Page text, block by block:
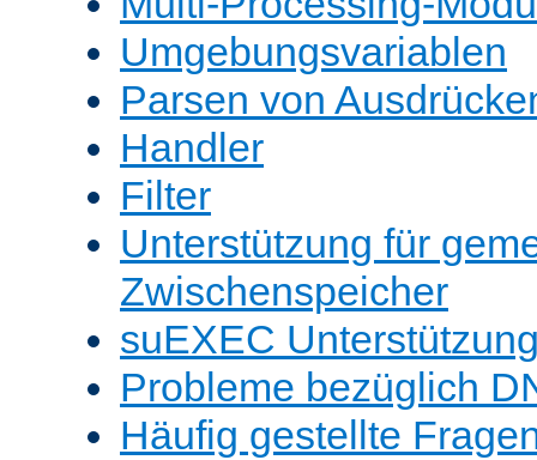
Umgebungsvariablen
Parsen von
Handler
Filter
Unterstützung für
Zwischenspeicher
suEXEC
Probleme bezüglich
Häufig gestellte